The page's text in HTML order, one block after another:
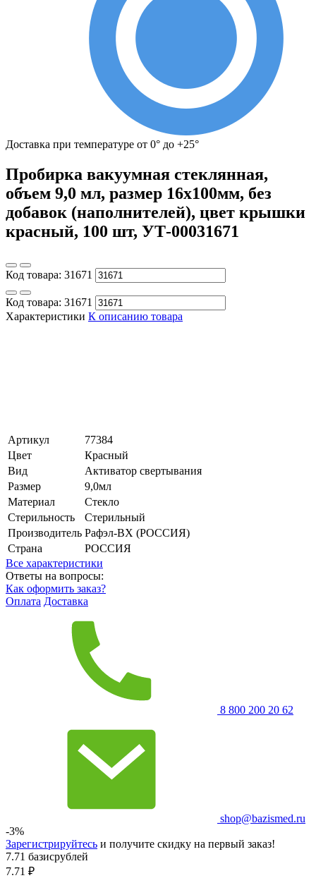
Доставка при температуре от 0° до +25°
Пробирка вакуумная стеклянная,
объем 9,0 мл, размер 16х100мм, без
добавок (наполнителей), цвет крышки
красный, 100 шт, УТ-00031671
Код товара: 31671
Код товара: 31671
Характеристики К описанию товара
Артикул
77384
Цвет
Красный
Вид
Активатор свертывания
Размер
9,0мл
Материал
Стекло
Стерильность
Стерильный
Производитель Рафэл-ВХ (РОССИЯ)
Страна
РОССИЯ
Все характеристики
Ответы на вопросы:
Как оформить заказ?
Оплата Доставка
8 800 200 20 62
shop@bazismed.ru
-3%
Зарегистрируйтесь и получите скидку на первый заказ!
7.71 базисрублей
7.71 ₽